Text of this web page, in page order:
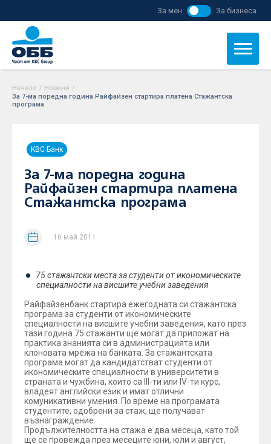
За мен За бизнеса
Начало / Новини /
За 7-ма поредна година Райфайзен стартира платена Стажантска
програма
KBC Банк
За 7-ма поредна година
Райфайзен стартира платена
Стажантска програма
16 май 2011
75 стажантски места за студенти от икономическите
специалности на висшите учебни заведения
Райфайзенбанк стартира ежегодната си стажантска
програма за студенти от икономическите
специалности на висшите учебни заведения, като през
тази година 75 стажанти ще могат да приложат на
практика знанията си в администрацията или
клоновата мрежа на банката. За стажантската
програма могат да кандидатстват студенти от
икономическите специалности в университети в
страната и чужбина, които са III-ти или IV-ти курс,
владеят английски език и имат отлични
комуникативни умения. По време на програмата
студентите, одобрени за стаж, ще получават
възнаграждение.
Продължителността на стажа е два месеца, като той
ще се провежда през месеците юни, юли и август,